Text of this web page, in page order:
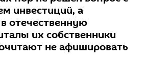
инвестиций, а
отечественную
их собственники
не афишировать